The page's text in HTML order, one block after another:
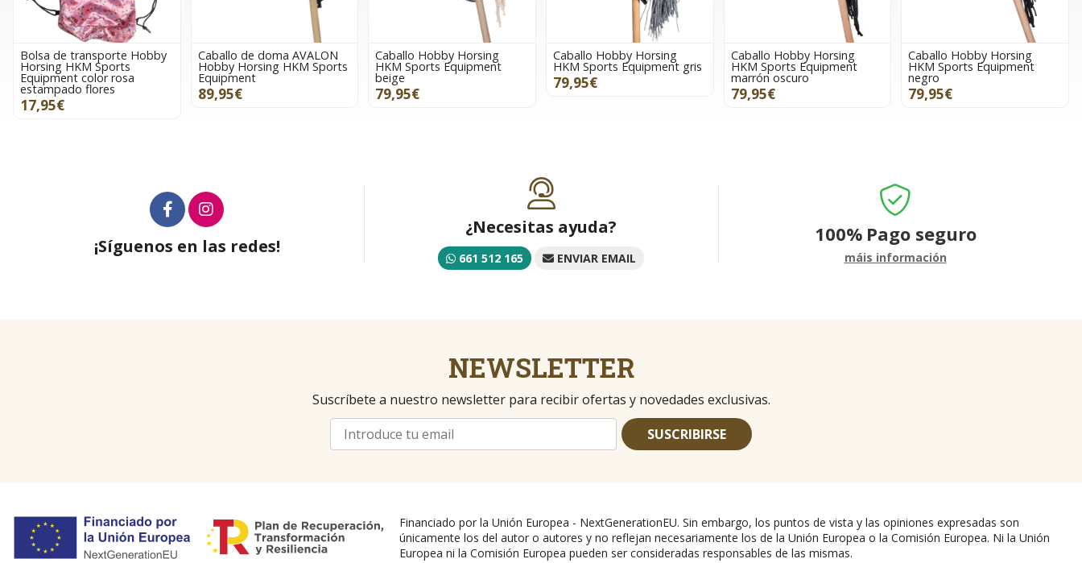
Bolsa de transporte Hobby
Horsing HKM Sports
Equipment color rosa
estampado flores
17,95€
Caballo de doma AVALON
Hobby Horsing HKM Sports
Equipment
89,95€
Caballo Hobby Horsing
HKM Sports Equipment
beige
79,95€
Caballo Hobby Horsing
HKM Sports Equipment gris
79,95€
Caballo Hobby Horsing
HKM Sports Equipment
marrón oscuro
79,95€
Caballo Hobby Horsing
HKM Sports Equipment
negro
79,95€
¡Síguenos en las redes!
¿Necesitas ayuda?
661 512 165 ENVIAR EMAIL
100% Pago seguro
máis información
NEWSLETTER
Suscríbete a nuestro newsletter para recibir ofertas y novedades exclusivas.
SUSCRIBIRSE
Financiado por la Unión Europea - NextGenerationEU. Sin embargo, los puntos de vista y las opiniones expresadas son
únicamente los del autor o autores y no reflejan necesariamente los de la Unión Europea o la Comisión Europea. Ni la Unión
Europea ni la Comisión Europea pueden ser consideradas responsables de las mismas.